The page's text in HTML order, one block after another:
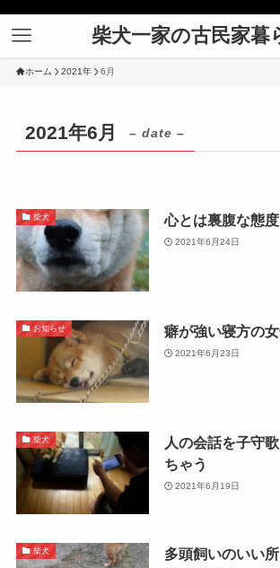
柴犬一家の古民家暮
ホーム 2021年 6月
2021年6月 – date –
柴犬 心とは裏腹な態
2021年6月24日
お知らせ 癖が強い寝方の
2021年6月23日
柴犬
人の会話を子守
ちゃう
2021年6月19日
柴犬 多頭飼いのいい所